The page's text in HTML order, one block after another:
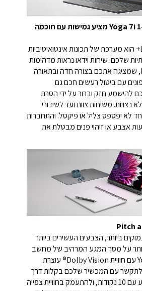
המחשב הנייד 2 ב-1 Yoga 7i מציע גמישות עם חוכמה
Lenovo AI Engine+ הוא מערכת של תכונות אינטואיטיביות
שלכם. שיחות וידאו נראות מדהימות
במצלמת ה-FHD IR, שמציגה אתכם בצורה חדה ובתאורה
עם ביטול רעשים חכם גם
להישמע חזק וברור על ידי הסרת
רצויות. משיחות צוות ועד לשידורי
לא יפספס צליל או פיקסל. והתחברות
אצבע או זיהוי פנים מבטלת את
Pitch
ביותר, הצבעים העשירים ביותר
על מסך המגע המרהיב של מחשב
הנייד Yoga 7i 2-in-1 עם חוויית Dolby Vision® עוצרת
לתקשר עם המכשיר שלכם בקלות דרך
פאנל זכוכית רב-מגע עם 10 נקודות, ולהתעמק בחוויית צפייה